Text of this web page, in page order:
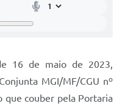
16 de maio de 2023,
MGI/MF/CGU nº
que couber pela Portaria